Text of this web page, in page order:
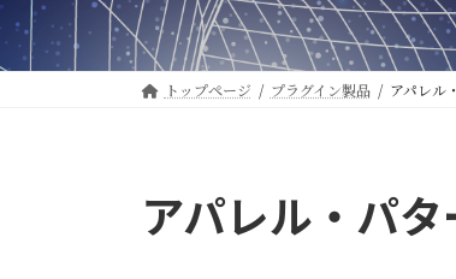
ス
キ
ッ
ン
に
移
トップページ プラグイン製品 アパレル
アパレル・パ